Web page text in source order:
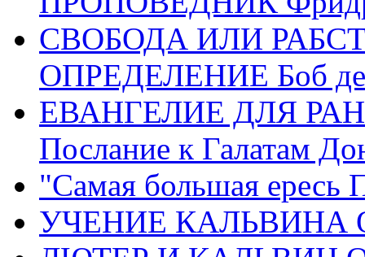
СВОБОДА ИЛИ
ОПРЕДЕЛЕНИЕ Боб де
ЕВАНГЕЛИЕ ДЛЯ
Послание к Галатам
"Самая большая ересь
УЧЕНИЕ КАЛЬВИНА